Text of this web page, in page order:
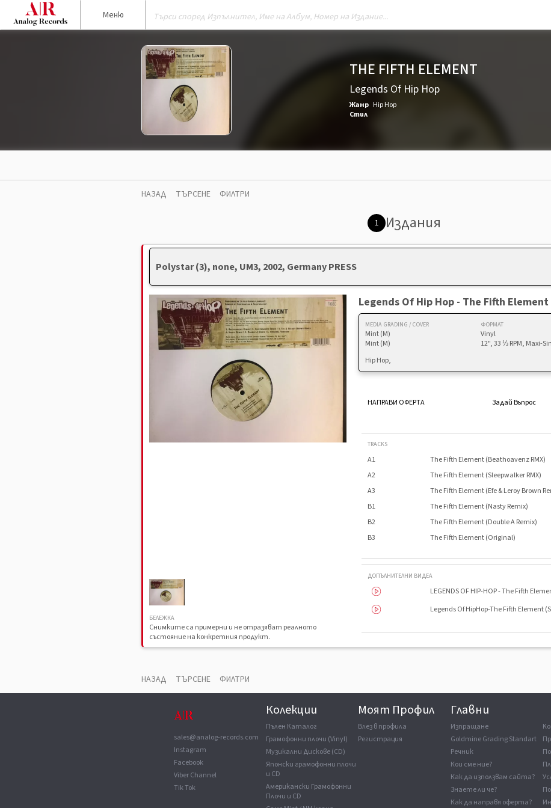
Меню
THE FIFTH ELEMENT
Legends Of Hip Hop
Жанр Hip Hop
Стил
НАЗАД ТЪРСЕНЕ ФИЛТРИ
1 Издания
Polystar (3), none, UM3, 2002, Germany PRESS
БЕЛЕЖКА
Снимките са примерни и не отразяват реалното
състояние на конкретния продукт.
Legends Of Hip Hop - The Fifth Element
MEDIA GRADING / COVER
Mint (M)
Mint (M)
ФОРМАТ
Vinyl
12", 33 ⅓ RPM, Maxi-
Hip Hop,
НАПРАВИ ОФЕРТА Задай Въпрос
TRACKS
A1
The Fifth Element (Beathoavenz RMX)
A2
The Fifth Element (Sleepwalker RMX)
A3
The Fifth Element (Efe & Leroy Brown
B1
The Fifth Element (Nasty Remix)
B2
The Fifth Element (Double A Remix)
B3
The Fifth Element (Original)
ДОПЪЛНИТЕЛНИ ВИДЕА
LEGENDS OF HIP-HOP - The Fifth
Legends Of HipHop-The Fifth Element
НАЗАД ТЪРСЕНЕ ФИЛТРИ
sales@analog-records.com
Instagram
Facebook
Viber Channel
Tik Tok
Колекции
Пълен Каталог
Грамофонни плочи (Vinyl)
Музикални Дискове (CD)
Японски грамофонни плочи
и CD
Американски Грамофонни
Плочи и CD
Моят Профил
Влез в профила
Регистрация
Главни
Изпращане
Goldmine Grading Standart
Речник
Кои сме ние?
Как да използвам сайта?
Знаете ли че?
Как да направя оферта?